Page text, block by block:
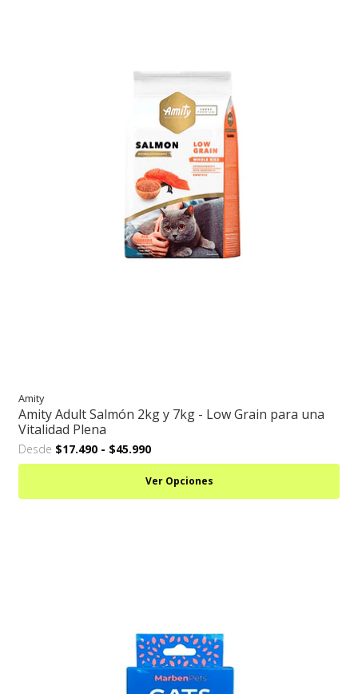
Amity
Amity Adult Salmón 2kg y 7kg - Low Grain para una
Vitalidad Plena
Desde $17.490 - $45.990
Ver Opciones